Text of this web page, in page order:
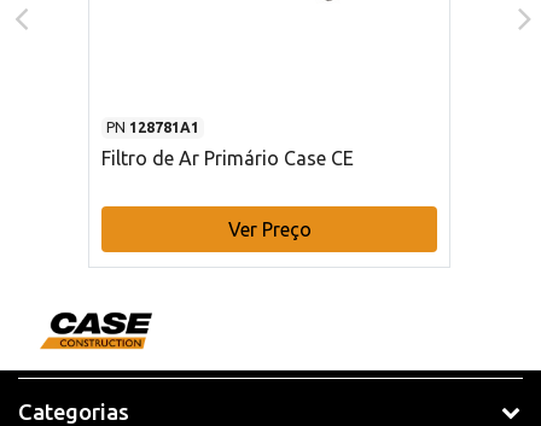
PN 128781A1
Filtro de Ar Primário Case CE
Ver Preço
Categorias